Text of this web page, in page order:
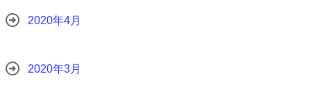
2020年4月
2020年3月